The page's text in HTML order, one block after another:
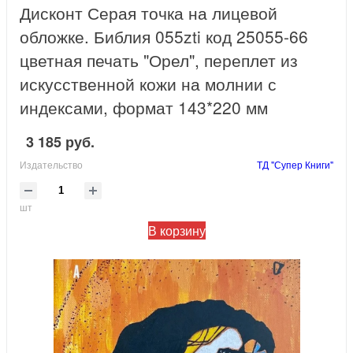
Дисконт Серая точка на лицевой
обложке. Библия 055zti код 25055-66
цветная печать "Орел", переплет из
искусственной кожи на молнии с
индексами, формат 143*220 мм
3 185 руб.
Издательство ТД "Супер Книги"
шт
В корзину